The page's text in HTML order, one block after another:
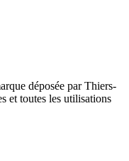
déposée par Thiers-
et toutes les utilisations